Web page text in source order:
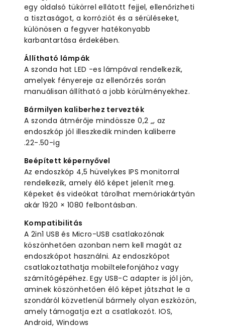
egy oldalsó tükörrel ellátott fejjel, ellenőrizheti
a tisztaságot, a korróziót és a sérüléseket,
különösen a fegyver hatékonyabb
karbantartása érdekében.
Állítható lámpák
A szonda hat LED -es lámpával rendelkezik,
amelyek fényereje az ellenőrzés során
manuálisan állítható a jobb körülményekhez.
Bármilyen kaliberhez tervezték
A szonda átmérője mindössze 0,2 „, az
endoszkóp jól illeszkedik minden kaliberre
.22-.50-ig
Beépített képernyővel
Az endoszkóp 4,5 hüvelykes IPS monitorral
rendelkezik, amely élő képet jelenít meg.
Képeket és videókat tárolhat memóriakártyán
akár 1920 × 1080 felbontásban.
Kompatibilitás
A 2in1 USB és Micro-USB csatlakozónak
köszönhetően azonban nem kell magát az
endoszkópot használni. Az endoszkópot
csatlakoztathatja mobiltelefonjához vagy
számítógépéhez. Egy USB-C adapter is jól jön,
aminek köszönhetően élő képet játszhat le a
szondáról közvetlenül bármely olyan eszközön,
amely támogatja ezt a csatlakozót. IOS,
Android, Windows